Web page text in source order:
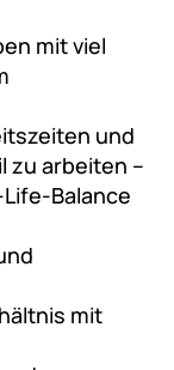
mit viel
und
zu arbeiten –
Balance
mit